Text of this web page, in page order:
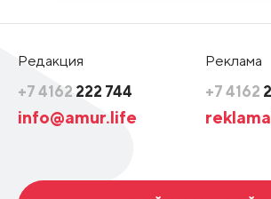
Редакция
+7 4162 222 744
info@amur.life
Реклама
+7 4162